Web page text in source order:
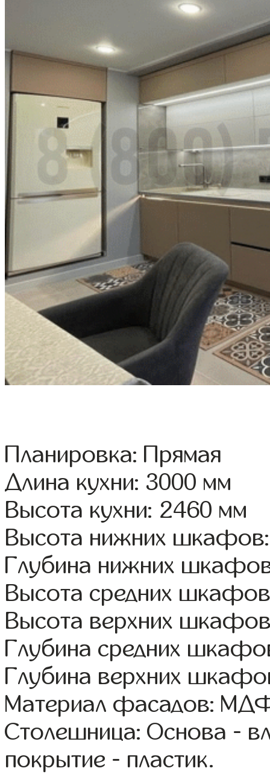
Планировка: Прямая
Длина кухни: 3000 мм
Высота кухни: 2460 мм
Высота нижних
Глубина нижних
Высота средних
Высота верхних
Глубина средних
Глубина верхних
Материал фасадов:
Столешница: Основа -
покрытие - пластик.